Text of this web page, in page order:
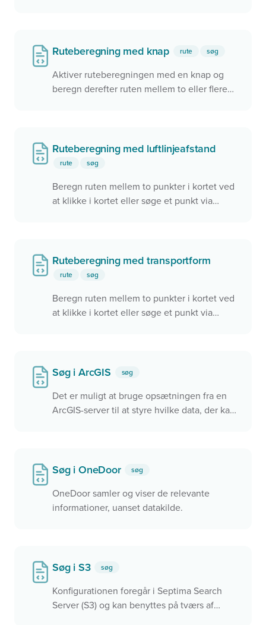
Ruteberegning med knap rute søg
Aktiver ruteberegningen med en knap og
beregn derefter ruten mellem to eller flere
Ruteberegning med luftlinjeafstand
rute søg
Beregn ruten mellem to punkter i kortet ved
at klikke i kortet eller søge et punkt via
Ruteberegning med transportform
rute søg
Beregn ruten mellem to punkter i kortet ved
at klikke i kortet eller søge et punkt via
Søg i ArcGIS søg
Det er muligt at bruge opsætningen fra en
ArcGIS-server til at styre hvilke data, der kan
Søg i OneDoor søg
OneDoor samler og viser de relevante
informationer, uanset datakilde.
Søg i S3 søg
Konfigurationen foregår i Septima Search
Server (S3) og kan benyttes på tværs af